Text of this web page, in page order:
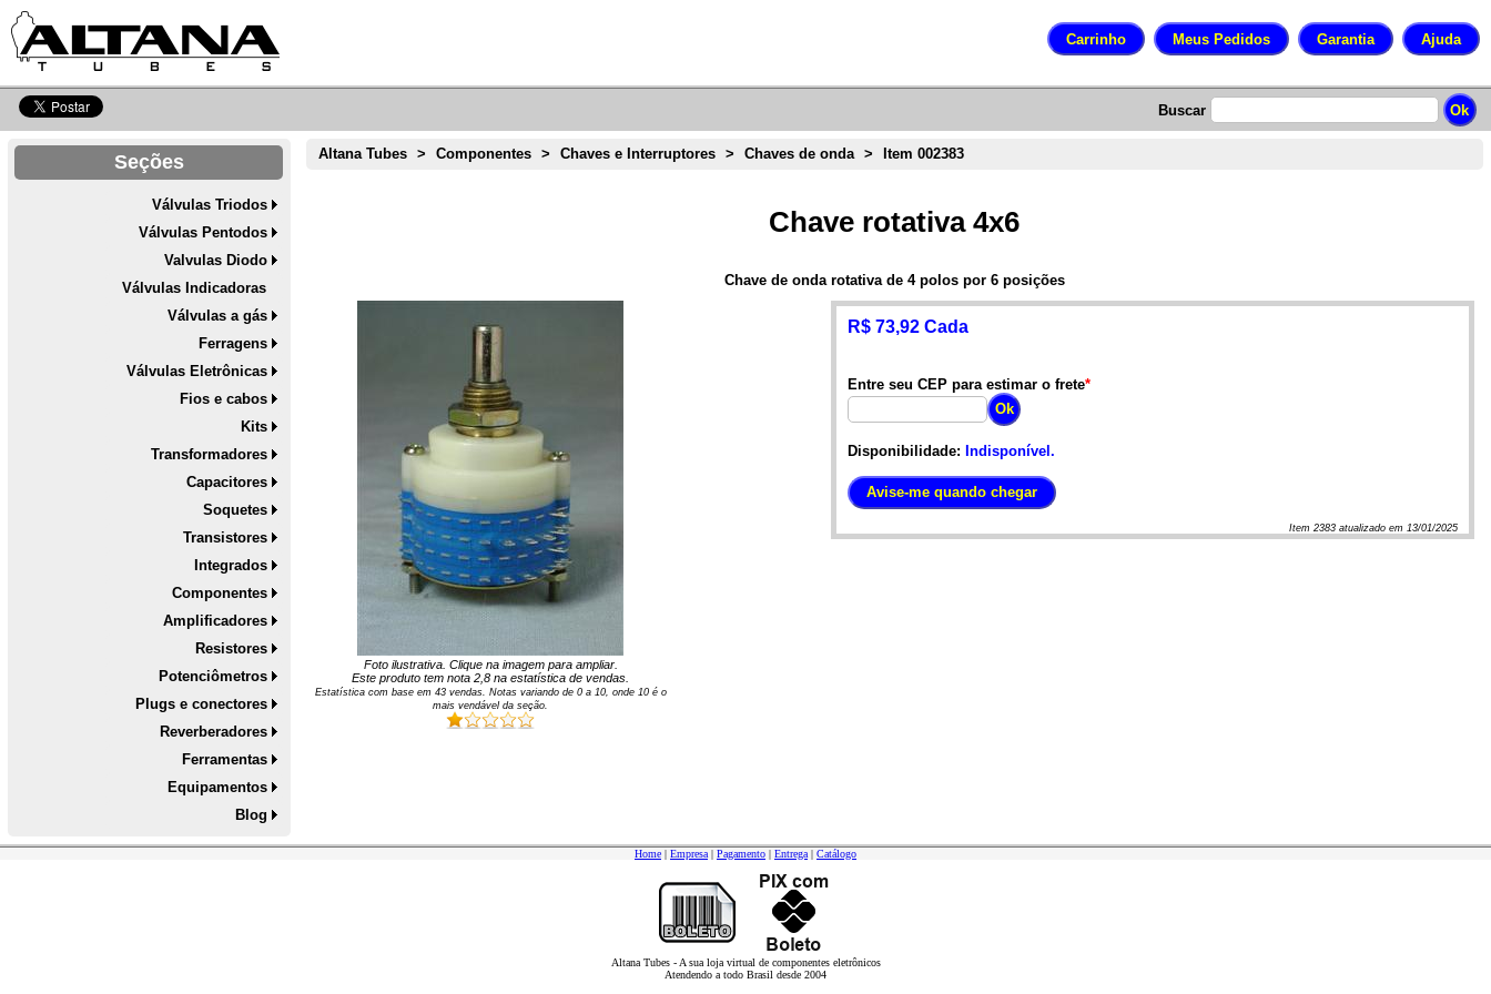
Buscar
Seções
Válvulas Triodos
Válvulas Pentodos
Valvulas Diodo
Válvulas Indicadoras
Válvulas a gás
Ferragens
Válvulas Eletrônicas
Fios e cabos
Kits
Transformadores
Capacitores
Soquetes
Transistores
Integrados
Componentes
Amplificadores
Resistores
Potenciômetros
Plugs e conectores
Reverberadores
Ferramentas
Equipamentos
Blog
Altana Tubes > Componentes > Chaves e Interruptores > Chaves de onda > Item 002383
Chave rotativa 4x6
Chave de onda rotativa de 4 polos por 6 posições
Foto ilustrativa. Clique na imagem para ampliar.
Este produto tem nota2,8 na estatística de vendas.
Estatística com base em 43vendas. Notas variando de 0a 10, onde 10 é o
mais vendável da seção.
R$ 73,92 Cada
Entre seu CEP para estimar o frete*
Disponibilidade: Indisponível.
Item2383 atualizado em 13/01/2025
Home | Empresa | Pagamento | Entrega | Catálogo
Altana Tubes - A sua loja virtual de componentes eletrônicos
Atendendo a todo Brasil desde 2004